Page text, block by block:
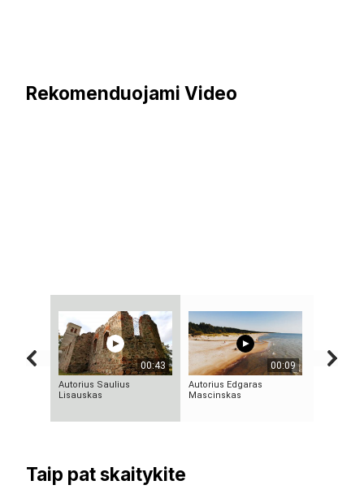
Rekomenduojami Video
00:43
Autorius Saulius
Lisauskas
00:09
Autorius Edgaras
Mascinskas
Taip pat skaitykite